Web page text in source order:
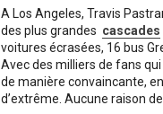
A Los Angeles, Travis
des plus grandes cascades
voitures écrasées, 16 bus
Avec des milliers de fans
de manière convaincante,
d’extrême. Aucune raison